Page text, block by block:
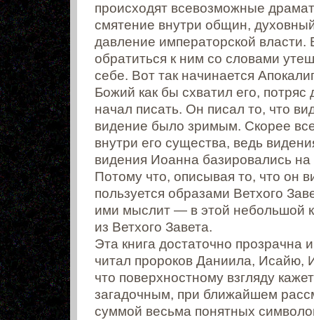
происходят всевозможные
смятение внутри общин,
давление императорской власти.
обратиться к ним со словами
себе. Вот так начинается
Божий как бы схватил его,
начал писать. Он писал то, что
видение было зримым. Скорее
внутри его существа, ведь
видения Иоанна базировались на
Потому что, описывая то, что он
пользуется образами Ветхого
ими мыслит — в этой небольшой
из Ветхого Завета.
Эта книга достаточно прозрачна
читал пророков Даниила, Исайю,
что поверхностному взгляду
загадочным, при ближайшем
суммой весьма понятных